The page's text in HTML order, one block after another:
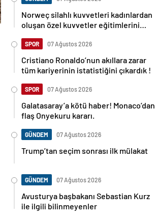
Norweç silahlı kuvvetleri kadınlardan
oluşan özel kuvvetler eğitimlerini
SPOR 07 Ağustos 2026
Cristiano Ronaldo’nun akıllara zarar
tüm kariyerinin istatistiğini çıkardık !
SPOR 07 Ağustos 2026
Galatasaray’a kötü haber! Monaco’dan
flaş Onyekuru kararı.
GÜNDEM 07 Ağustos 2026
Trump’tan seçim sonrası ilk mülakat
GÜNDEM 07 Ağustos 2026
Avusturya başbakanı Sebastian Kurz
ile ilgili bilinmeyenler